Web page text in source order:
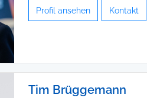
Profil ansehen Kontakt
Tim Brüggemann